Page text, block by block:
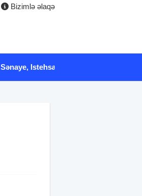
Bizimlə əlaqə
Sənaye, Istehsalat